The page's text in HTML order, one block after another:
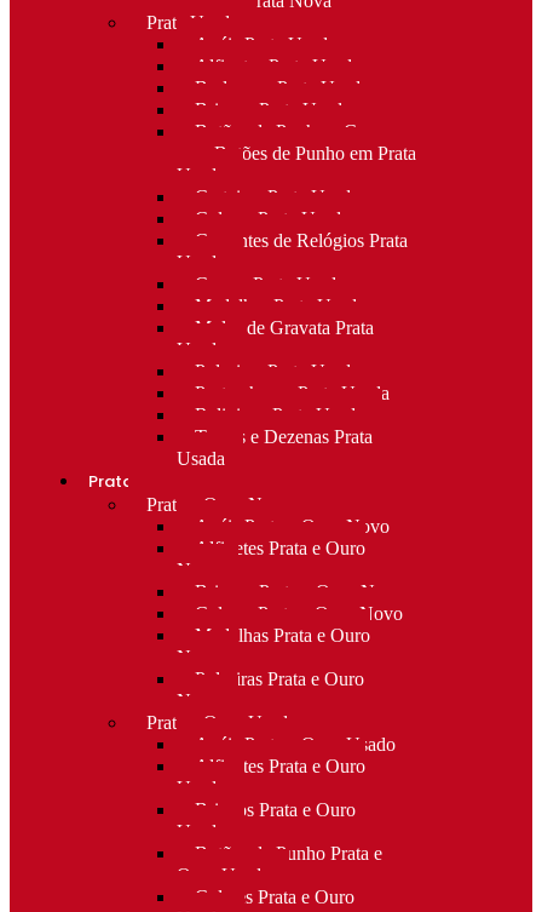
Prata Usada
Anéis Prata Usada
Alfinetes Prata Usada
Berloques Prata Usada
Brincos Prata Usada
Botões de Punho e Capas
para Botões de Punho em Prata
Usada
Carteiras Prata Usada
Colares Prata Usada
Correntes de Relógios Prata
Usada
Cruzes Prata Usada
Medalhas Prata Usada
Molas de Gravata Prata
Usada
Pulseiras Prata Usada
Porta-chaves Prata Usada
Religioso Prata Usada
Terços e Dezenas Prata
Usada
Prata e ouro
Prata e Ouro Novo
Anéis Prata e Ouro Novo
Alfinetes Prata e Ouro
Novo
Brincos Prata e Ouro Novo
Colares Prata e Ouro Novo
Medalhas Prata e Ouro
Novo
Pulseiras Prata e Ouro
Novo
Prata e Ouro Usado
Anéis Prata e Ouro Usado
Alfinetes Prata e Ouro
Usado
Brincos Prata e Ouro
Usado
Botões de Punho Prata e
Ouro Usado
Colares Prata e Ouro